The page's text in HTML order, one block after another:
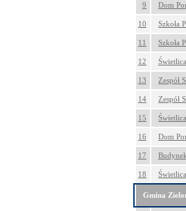
9 Dom
10 Szkoła
11 Szkoła
12
13 Zespół
14 Zespół
15
16 Dom
17
18
Gmina